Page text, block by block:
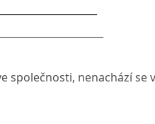
společnosti, nenachází